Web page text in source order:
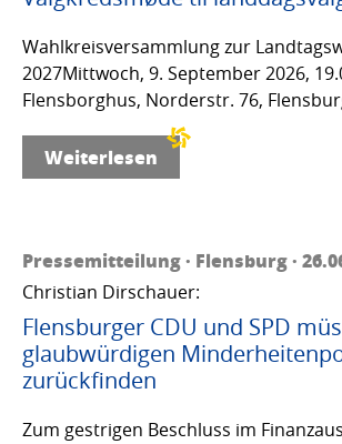
Wahlkreisversammlung zur
2027Mittwoch, 9. September 2026,
Flensborghus, Norderstr. 76,
Weiterlesen
Pressemitteilung · Flensburg ·
Christian Dirschauer:
Flensburger CDU und SPD
glaubwürdigen
zurückfinden
Zum gestrigen Beschluss im